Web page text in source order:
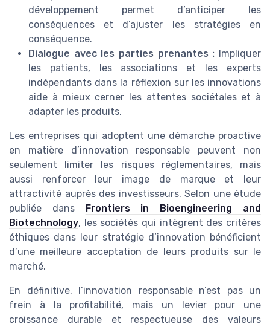
développement permet d’anticiper les
conséquences et d’ajuster les stratégies en
conséquence.
Dialogue avec les parties prenantes : Impliquer
les patients, les associations et les experts
indépendants dans la réflexion sur les innovations
aide à mieux cerner les attentes sociétales et à
adapter les produits.
Les entreprises qui adoptent une démarche proactive
en matière d’innovation responsable peuvent non
seulement limiter les risques réglementaires, mais
aussi renforcer leur image de marque et leur
attractivité auprès des investisseurs. Selon une étude
publiée dans Frontiers in Bioengineering and
Biotechnology, les sociétés qui intègrent des critères
éthiques dans leur stratégie d’innovation bénéficient
d’une meilleure acceptation de leurs produits sur le
marché.
En définitive, l’innovation responsable n’est pas un
frein à la profitabilité, mais un levier pour une
croissance durable et respectueuse des valeurs